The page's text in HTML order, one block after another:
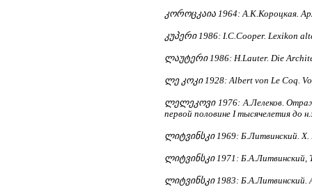
კოროცკაია 1964: А.К.Короцкая.
კუპერი 1986: I.C.Cooper. Lexikon
ლაუტერი 1986: H.Lauter. Die
ლე კოკი 1928: Albert von Le Coq.
ლელეკოვი 1976: А.Лелеков.
первой половине I тысячелетия до
ლიტვინსკი 1969: Б.Литвинский. Х.
ლიტვინსკი 1971: Б.А.Литвинский,
ლიტვინსკი 1983: Б.А.Литвинский.